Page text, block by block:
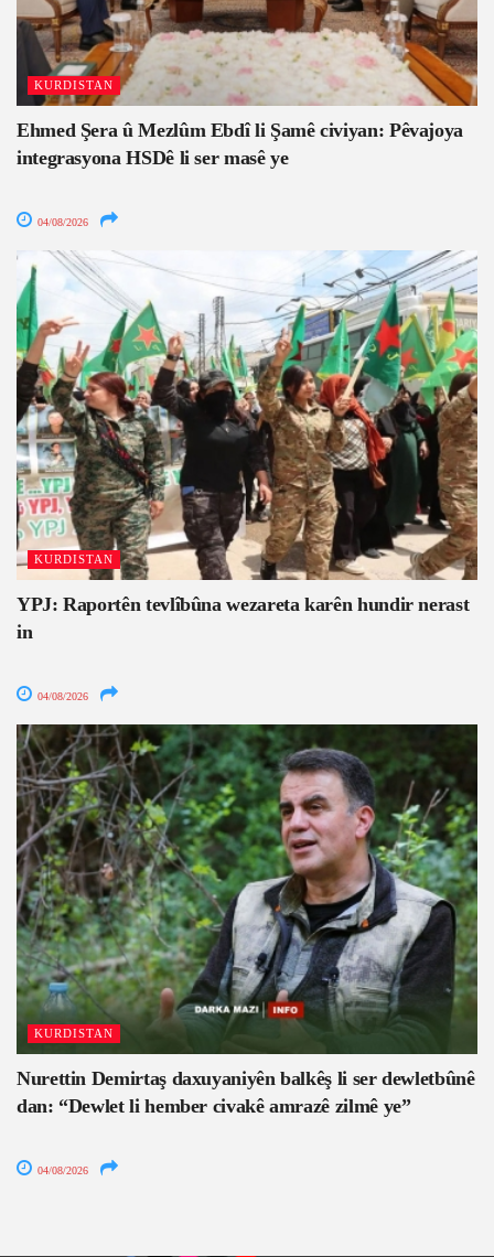
KURDISTAN
Ehmed Şera û Mezlûm Ebdî li Şamê civiyan: Pêvajoya
integrasyona HSDê li ser masê ye
04/08/2026
KURDISTAN
YPJ: Raportên tevlîbûna wezareta karên hundir nerast
in
04/08/2026
KURDISTAN
Nurettin Demirtaş daxuyaniyên balkêş li ser dewletbûnê
dan: “Dewlet li hember civakê amrazê zilmê ye”
04/08/2026